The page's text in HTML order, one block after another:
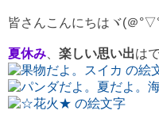
皆さんこんにちはヾ(＠
夏休み 楽しい思い出は